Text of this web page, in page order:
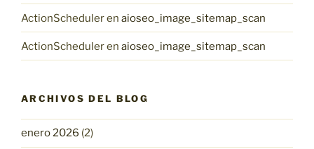
ActionScheduleren aioseo_image_sitemap_scan
ActionScheduleren aioseo_image_sitemap_scan
ARCHIVOS DEL BLOG
enero 2026 (2)